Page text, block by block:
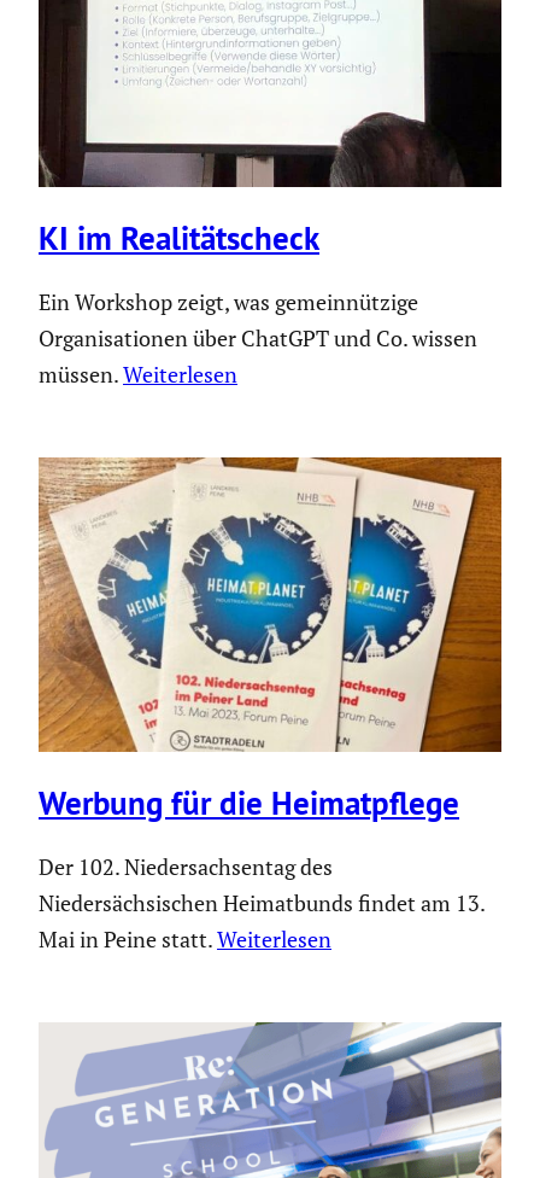
KI im Reali­täts­check
Ein Workshop zeigt, was gemeinnützige
Organisationen über ChatGPT und Co. wissen
müssen.Weiterlesen
Werbung für die Heimat­pflege
Der 102. Niedersachsentag des
Niedersächsischen Heimatbunds findet am 13.
Mai in Peine statt.Weiterlesen